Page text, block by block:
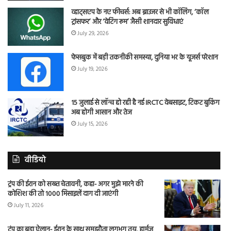
व्हाट्सएप के नए फीचर्स: अब ब्राउजर से भी कॉलिंग, ‘कॉल
ट्रांसफर’ और ‘वेटिंग रूम’ जैसी शानदार सुविधाएं
July 29, 2026
फेसबुक में बड़ी तकनीकी समस्या, दुनिया भर के यूजर्स परेशान
July 19, 2026
15 जुलाई से लॉन्च हो रही है नई IRCTC वेबसाइट, टिकट बुकिंग
अब होगी आसान और तेज
July 15, 2026
वीडियो
ट्रंप की ईरान को सख्त चेतावनी, कहा- अगर मुझे मारने की
कोशिश की तो 1000 मिसाइलें दाग दी जाएंगी
July 11, 2026